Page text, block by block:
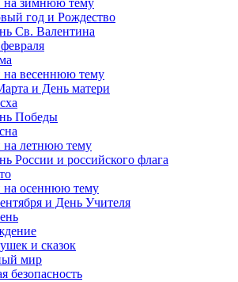
на зимнюю тему
год и Рождество
Св. Валентина
на весеннюю тему
и День матери
Победы
на летнюю тему
России и российского флага
на осеннюю тему
и День Учителя
и сказок
мир
безопасность